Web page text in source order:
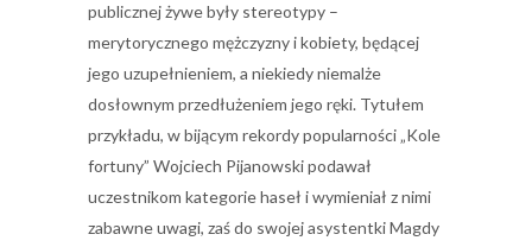
publicznej żywe były stereotypy –
merytorycznego mężczyzny i kobiety, będącej
jego uzupełnieniem, a niekiedy niemalże
dosłownym przedłużeniem jego ręki. Tytułem
przykładu, w bijącym rekordy popularności „Kole
fortuny” Wojciech Pijanowski podawał
uczestnikom kategorie haseł i wymieniał z nimi
zabawne uwagi, zaś do swojej asystentki Magdy